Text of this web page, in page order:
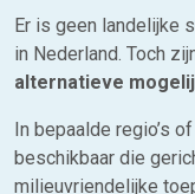
Er is geen landelijke
in Nederland. Toch
alternatieve
In bepaalde regio’s
beschikbaar die
milieuvriendelijke